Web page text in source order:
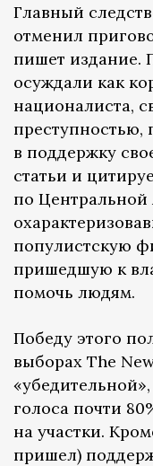
Главный
отменил
пишет издание.
осуждали как
националиста,
преступностью,
в поддержку
статьи и
по Центральной
популистскую
пришедшую к
помочь людям.
Победу этого
выборах The
голоса почти
на участки.
пришел)